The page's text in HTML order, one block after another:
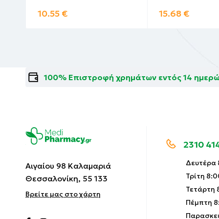
10.55 € 15.68 €
100% Επιστροφή χρημάτων εντός 14
Αιγαίου 98 Καλαμαριά
Θεσσαλονίκη, 55 133
Βρείτε μας στο χάρτη
2310
Δευτέρα
Τρίτη
Τετάρτη
Πέμπτη